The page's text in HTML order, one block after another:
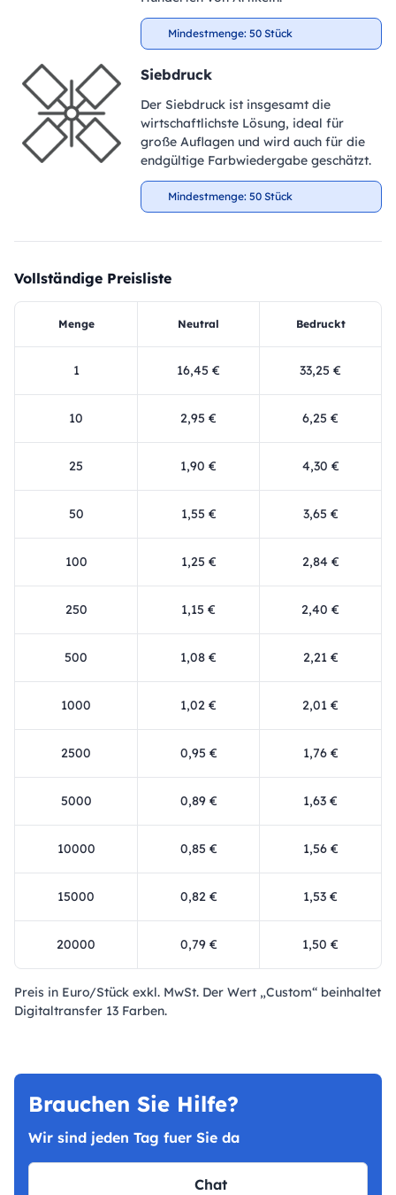
Mindestmenge: 50 Stück
Siebdruck
Der Siebdruck ist insgesamt die
wirtschaftlichste Lösung, ideal für
große Auflagen und wird auch für die
endgültige Farbwiedergabe geschätzt.
Mindestmenge: 50 Stück
Vollständige Preisliste
Menge Neutral Bedruckt
1 16,45 € 33,25 €
10 2,95 € 6,25 €
25 1,90 € 4,30 €
50 1,55 € 3,65 €
100 1,25 € 2,84 €
250 1,15 € 2,40 €
500 1,08 € 2,21 €
1000 1,02 € 2,01 €
2500 0,95 € 1,76 €
5000 0,89 € 1,63 €
10000 0,85 € 1,56 €
15000 0,82 € 1,53 €
20000 0,79 € 1,50 €
Preis in Euro/Stück exkl. MwSt. Der Wert „Custom“ beinhaltet
Digitaltransfer 13 Farben.
Brauchen Sie Hilfe?
Wir sind jeden Tag fuer Sie da
Chat